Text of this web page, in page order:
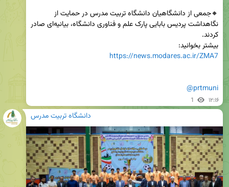
بیشتر بخوانید:
https://news.modares.ac.ir/ZMA7
@prtmuni
1 ۱۲:۱۶
دانشگاه تربیت مدرس